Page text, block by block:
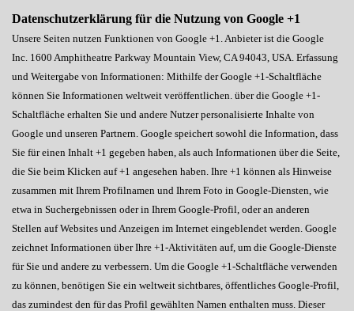
Datenschutzerklärung für die Nutzung von Google +1
Unsere Seiten nutzen Funktionen von Google +1. Anbieter ist die Google
Inc. 1600 Amphitheatre Parkway Mountain View, CA 94043, USA. Erfassung
und Weitergabe von Informationen: Mithilfe der Google +1-Schaltfläche
können Sie Informationen weltweit veröffentlichen. über die Google +1-
Schaltfläche erhalten Sie und andere Nutzer personalisierte Inhalte von
Google und unseren Partnern. Google speichert sowohl die Information, dass
Sie für einen Inhalt +1 gegeben haben, als auch Informationen über die Seite,
die Sie beim Klicken auf +1 angesehen haben. Ihre +1 können als Hinweise
zusammen mit Ihrem Profilnamen und Ihrem Foto in Google-Diensten, wie
etwa in Suchergebnissen oder in Ihrem Google-Profil, oder an anderen
Stellen auf Websites und Anzeigen im Internet eingeblendet werden. Google
zeichnet Informationen über Ihre +1-Aktivitäten auf, um die Google-Dienste
für Sie und andere zu verbessern. Um die Google +1-Schaltfläche verwenden
zu können, benötigen Sie ein weltweit sichtbares, öffentliches Google-Profil,
das zumindest den für das Profil gewählten Namen enthalten muss. Dieser